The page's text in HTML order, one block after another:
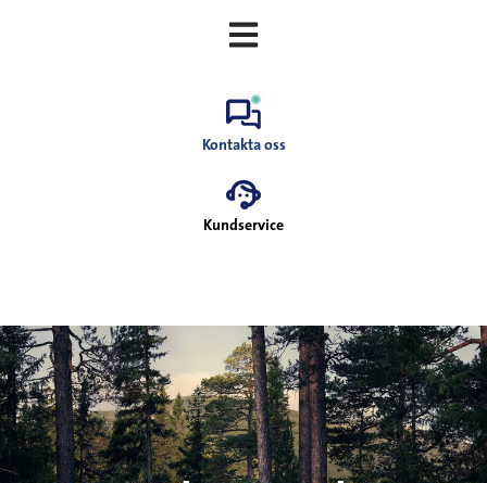
Öppna huvudnavigering
Kontakta oss
Kundservice